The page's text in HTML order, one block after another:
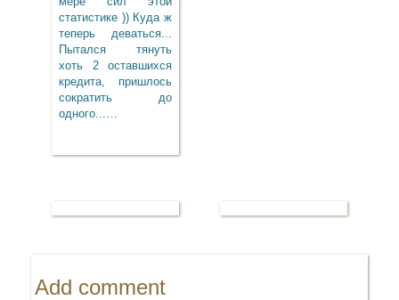
статистике )) Куда ж
теперь деваться...
Пытался тянуть
хоть 2 оставшихся
кредита, пришлось
сократить до
одного...…
Add comment